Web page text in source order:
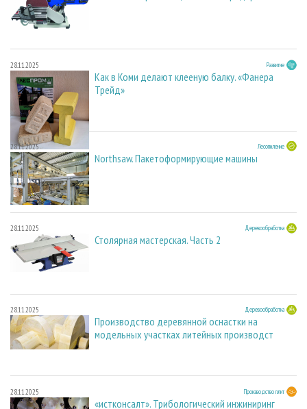
28.11.2025 Развитие
Как в Коми делают клееную балку. «Фанера
Трейд»
28.11.2025 Лесопиление
Northsaw. Пакетоформирующие машины
28.11.2025 Деревообработка
Столярная мастерская. Часть 2
28.11.2025 Деревообработка
Производство деревянной оснастки на
модельных участках литейных производст
28.11.2025 Производство плит
«истконсалт». Трибологический инжиниринг